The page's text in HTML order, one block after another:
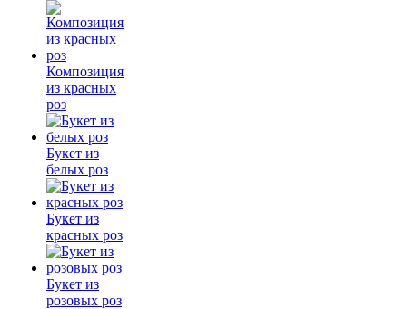
Композиция
из красных
роз
Букет из
белых роз
Букет из
красных роз
Букет из
розовых роз